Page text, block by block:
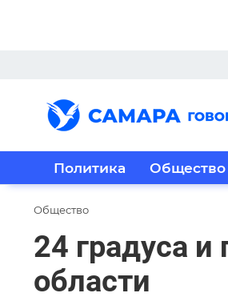
Политика Общество
Общество
24 градуса
области